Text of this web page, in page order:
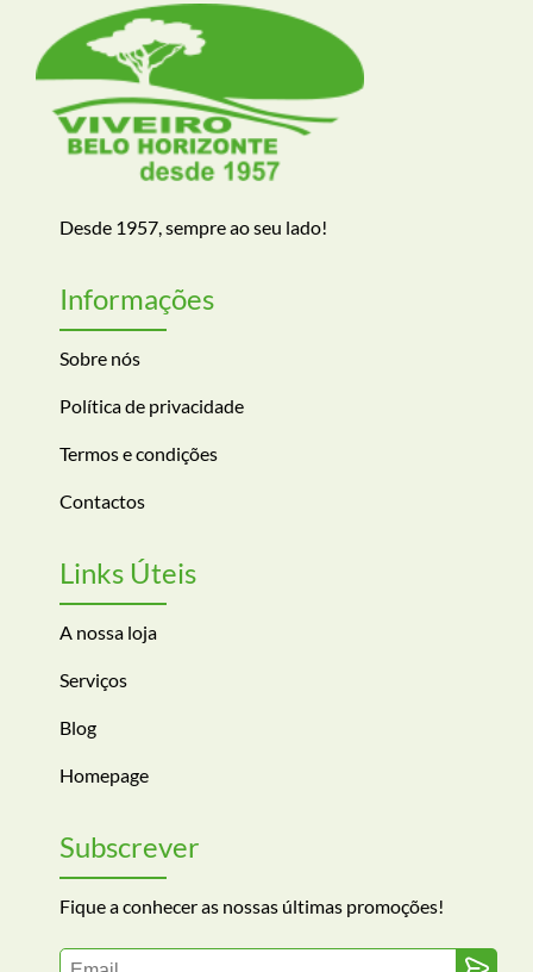
Desde 1957, sempre ao seu lado!
Informações
Sobre nós
Política de privacidade
Termos e condições
Contactos
Links Úteis
A nossa loja
Serviços
Blog
Homepage
Subscrever
Fique a conhecer as nossas últimas promoções!